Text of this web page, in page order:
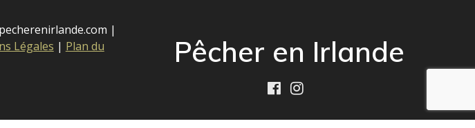
|
Légales | Plan du
Pêcher en Irlande